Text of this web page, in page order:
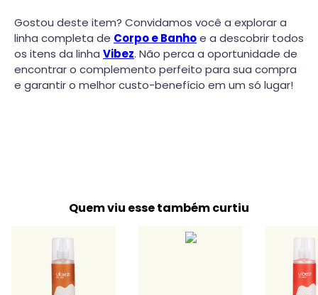
Gostou deste item? Convidamos você a explorar a
linha completa de Corpo e Banhoe a descobrir todos
os itens da linha Vibez. Não perca a oportunidade de
encontrar o complemento perfeito para sua compra
e garantir o melhor custo-benefício em um só lugar!
Quem viu esse também curtiu